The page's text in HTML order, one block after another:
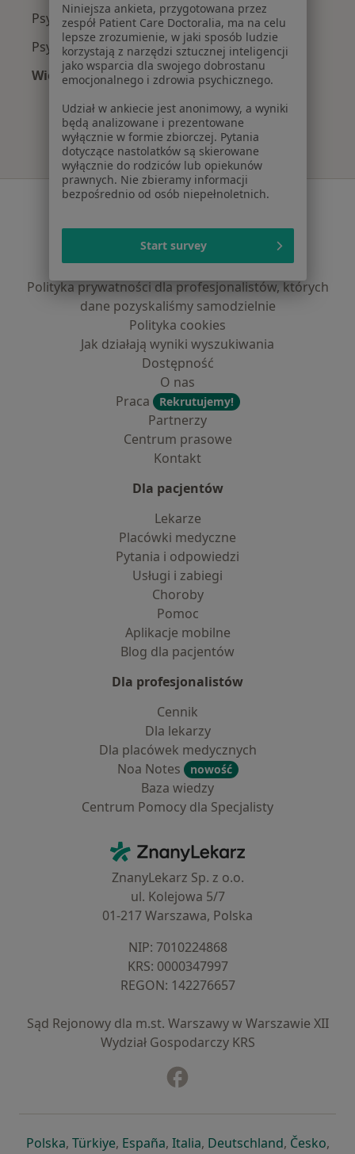
Psycholodzy z NFZ w Katowicach
Psycholodzy z Compensa w Katowicach
Więcej (5)
Serwis
Regulamin
Polityka prywatności pacjentów
Polityka prywatności profesjonalistów
Polityka prywatności dla profesjonalistów, których
dane pozyskaliśmy samodzielnie
Polityka cookies
Jak działają wyniki wyszukiwania
Dostępność
O nas
Praca
Rekrutujemy!
Partnerzy
Centrum prasowe
Kontakt
Dla pacjentów
Lekarze
Placówki medyczne
Pytania i odpowiedzi
Usługi i zabiegi
Choroby
Pomoc
Aplikacje mobilne
Blog dla pacjentów
Dla profesjonalistów
Cennik
Dla lekarzy
Dla placówek medycznych
Noa Notes
nowość
Baza wiedzy
Centrum Pomocy dla Specjalisty
ZnanyLekarz - Strona główna
ZnanyLekarz Sp. z o.o.
ul. Kolejowa 5/7
01-217 Warszawa, Polska
NIP: ⁠7010224868
KRS: ⁠0000347997
REGON: ⁠142276657
Sąd Rejonowy dla m.st. Warszawy w Warszawie XII
Wydział Gospodarczy KRS
Polskaotwiera się w nowej karcie
, Türkiyeotwiera się w nowej karcie
, Españaotwiera się w nowej karcie
, Italiaotwiera się w nowej
, Deutschlandotwiera się
, Česko,
Niniejsza ankieta, przygotowana przez
zespół Patient Care Doctoralia, ma na celu
lepsze zrozumienie, w jaki sposób ludzie
korzystają z narzędzi sztucznej inteligencji
jako wsparcia dla swojego dobrostanu
emocjonalnego i zdrowia psychicznego.
Udział w ankiecie jest anonimowy, a wyniki
będą analizowane i prezentowane
wyłącznie w formie zbiorczej. Pytania
dotyczące nastolatków są skierowane
wyłącznie do rodziców lub opiekunów
prawnych. Nie zbieramy informacji
bezpośrednio od osób niepełnoletnich.
Start survey